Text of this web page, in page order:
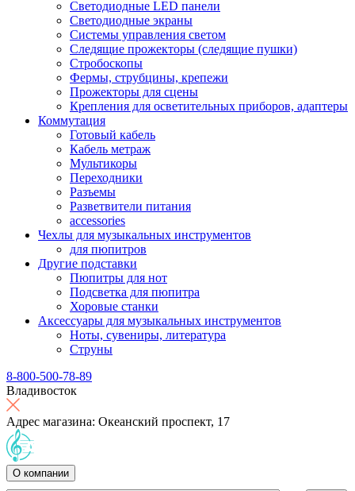
Светодиодные LED панели
Светодиодные экраны
Системы управления светом
Следящие прожекторы (следящие пушки)
Стробоскопы
Фермы, струбцины, крепежи
Прожекторы для сцены
Крепления для осветительных приборов, адаптеры
Коммутация
Готовый кабель
Кабель метраж
Мультикоры
Переходники
Разъемы
Разветвители питания
accessories
Чехлы для музыкальных инструментов
для пюпитров
Другие подставки
Пюпитры для нот
Подсветка для пюпитра
Хоровые станки
Аксессуары для музыкальных инструментов
Ноты, сувениры, литература
Струны
8-800-500-78-89
Владивосток
Адрес магазина: Океанский проспект, 17
О компании